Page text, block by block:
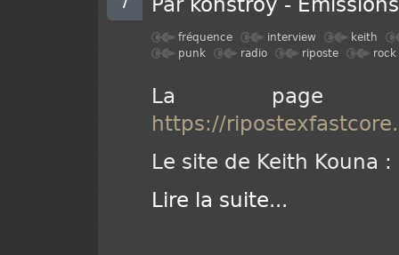
fréquence interview
keith
punk
radio riposte rock
La page
https://
Le site de Keith Kouna :
Lire la suite...